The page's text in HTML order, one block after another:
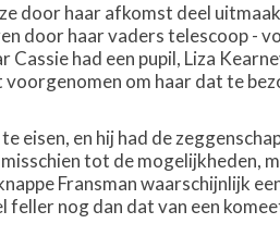
door haar afkomst deel
door haar vaders telescoop -
had een pupil, Liza
om haar dat te
eisen, en hij had de
tot de mogelijkheden,
Fransman waarschijnlijk
nog dan dat van een